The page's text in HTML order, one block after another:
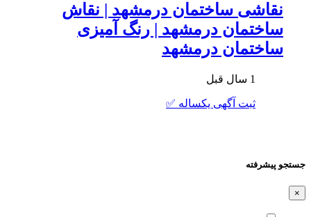
نقاشی ساختمان درمشهد | نقاش
ساختمان درمشهد | رنگ آمیزی
ساختمان درمشهد
1 سال قبل
ثبت آگهی یکساله ✅
جستجو پیشرفته
×